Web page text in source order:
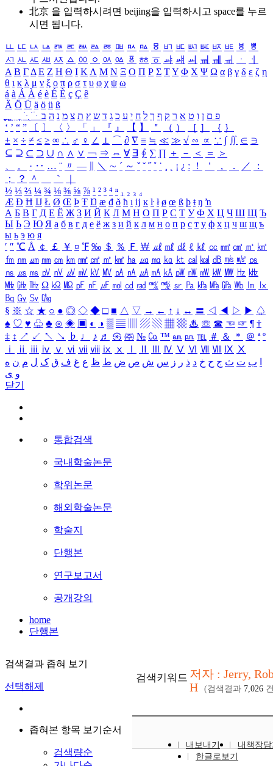
北京 을 입력하시려면 beijing을 입력하시고 space를 누르
시면 됩니다.
ㅥ ㅦ ㅧ ㅨ ㅩ ㅪ ㅫ ㅬ ㅭ ㅮ ㅯ ㅰ ㅱ ㅲ ㅳ ㅴ ㅵ ㅶ ㅷ ㅸ
ㅹ
ㅺ ㅻ ㅼ ㅽ ㅾ ㅿ ㆀ ㆁ ㆂ ㆃ ㆄ ㆅ ㆆ ㆇ ㆈ ㆉ ㆊ ㆋ ㆌ ㆍ
ㆎ
Α Β ΓΔ Ε Ζ Η Θ Ι ΚΛ Μ Ν Ξ Ο Π Ρ Σ ΤΥ Φ Χ Ψ Ω α β γ δ ε ζ η
θ ι κ λ μ ν ξ ο π ρ σ τ υ φ χ ψ ω
á à Á À é è É È ç Ç ê
Ä Ö Ü ä ö ü ß
ִֶֹ ֻּ ׁׂ פ ם ן ו ט א ר ק ף ך ל ח י ע כ ג ד ש ץ ת צ מ נ ה ב
‘ ’ “ ” 〔 〕 〈 〉 「 」 『 』 【 】 ＂ （ ） ［ ］ ｛ ｝
± × ÷ ≠ ≤ ≥ ∞ ∴ ♂ ♀ ∠ ⊥ ⌒ ∂ ∇ ≡ ≒ ≪ ≫ √ ∽ ∝ ∵ ∫ ∬ ∈ ∋
⊆ ⊇ ⊂ ⊃ ∪ ∩ ∧ ∨ ￢ ⇒ ⇔ ∀ ∃ ∮ ∑ ∏ ＋ － ＜ ＝
＞
、
。 · ‥ … ¨ 〃 ― ＼ ∼ ´ ～ ˇ ˘ ˝ ˚ ˙ ¸ ¡ ¿ ː ！ ＇ ， ． ／
：
；
？ ＾ ｀
½ ⅓ ⅔ ¼ ¾ ⅛ ⅜ ⅝ ⅞ ¹ ² ³ ⁴ ⁿ ₁ ₂ ₃ ₄
Æ Ð Ħ Ĳ Ł Ø Œ Þ Ŧ Ŋ æ đ ð ħ ı ĳ ĸ ŀ ł ø œ ß þ ŧ ŋ ŉ
А Б В Г Д Е Ё Ж З И Й К Л М Н О П Р С Т У Ф Х Ц Ч Ш Щ Ъ
Ы Ь Э Ю Я а б в г д е ё ж з и й к л м н о п р с т у ф х ц ч ш щ ъ
ы ь э ю я
′ ″ ℃ Å ￠ ￡ ￥ ¤ ℉ ‰ ＄ ％ Ｆ ￦ ㎕ ㎖ ㎗ ℓ ㎘ ㏄ ㎣ ㎤ ㎥ ㎦
㎙ ㎚ ㎛ ㎜ ㎝ ㎞ ㎟ ㎠ ㎡ ㎢ ㏊ ㎍ ㎎ ㎏ ㏏ ㎈ ㎉ ㏈ ㎧ ㎨ ㎰
㎱ ㎲ ㎳ ㎴ ㎵ ㎶ ㎷ ㎸ ㎹ ㎀ ㎁ ㎂ ㎃ ㎄ ㎺ ㎻ ㎽ ㎾ ㎿ ㎐ ㎑
㎒ ㎓ ㎔ Ω ㏀ ㏁ ㎊ ㎋ ㎌ ㏖ ㏅ ㎭ ㎮ ㎯ ㏛ ㎩ ㎪ ㎫ ㎬ ㏝ ㏐
㏓
㏃ ㏉ ㏜ ㏆
§ ※ ☆ ★ ○ ● ◎ ◇ ◆ □ ■ △ ▽ → ← ↑ ↓ ↔ 〓 ◁ ◀ ▷ ▶ ♤
♠ ♡ ♥ ♧ ♣ ⊙ ◈ ▣ ◐ ◑ ▒ ▤ ▨ ▧ ▦ ▩ ♨ ☏ ☎ ☜ ☞ ¶ †
‡ ↕ ↗ ↙ ↖ ↘ ♭ ♩ ♪ ♬ ㉿ ㈜ № ㏇ ™ ㏂ ㏘ ℡ ＃ ＆ ＊ ＠ ª º
ⅰ
ⅱ ⅲ ⅳ ⅴ ⅵ ⅶ ⅷ ⅸ ⅹ Ⅳ Ⅴ Ⅵ Ⅶ Ⅷ Ⅸ Ⅹ
ب ت ث ج ح خ د ذ ر ز س ش ص ض ط ظ ع غ ف ق ک ل م ن ه
و ی
닫기
통합검색
국내학술논문
학위논문
해외학술논문
학술지
단행본
연구보고서
공개강의
home
단행본
검색결과 좁혀 보기
선택해제
좁혀본 항목 보기순서
검색량순
검색키워드 저자 : Jerry,
H
(검색결과 7,026
내보내기
내책장
한글로보기